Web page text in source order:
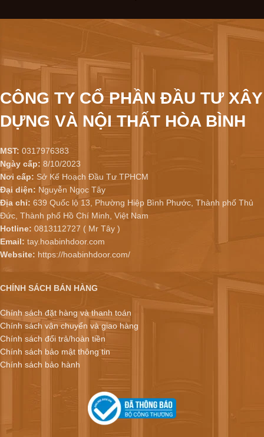
CÔNG TY CỔ PHẦN ĐẦU TƯ XÂY
DỰNG VÀ NỘI THẤT HÒA BÌNH
MST: 0317976383
Ngày cấp: 8/10/2023
Nơi cấp: Sở Kế Hoạch Đầu Tư TPHCM
Đại diện: Nguyễn Ngọc Tây
Địa chỉ: 639 Quốc lộ 13, Phường Hiệp Bình Phước, Thành phố Thủ
Đức, Thành phố Hồ Chí Minh, Việt Nam
Hotline: 0813112727 ( Mr Tây )
Email: tay.hoabinhdoor.com
Website: https://hoabinhdoor.com/
CHÍNH SÁCH BÁN HÀNG
Chính sách đặt hàng và thanh toán
Chính sách vận chuyển và giao hàng
Chính sách đổi trả/hoàn tiền
Chính sách bảo mật thông tin
Chính sách bảo hành